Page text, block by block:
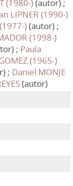
(1980-)(autor) ;
LIPNER (1990-)
)(autor) ;
(1998-)
; Paula
(1965-)
; Daniel MONJE
(autor)